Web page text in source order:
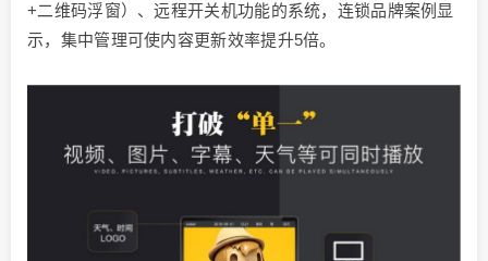
+二维码浮窗）、远程开关机功能的系统，连锁品牌案例显
示，集中管理可使内容更新效率提升5倍。